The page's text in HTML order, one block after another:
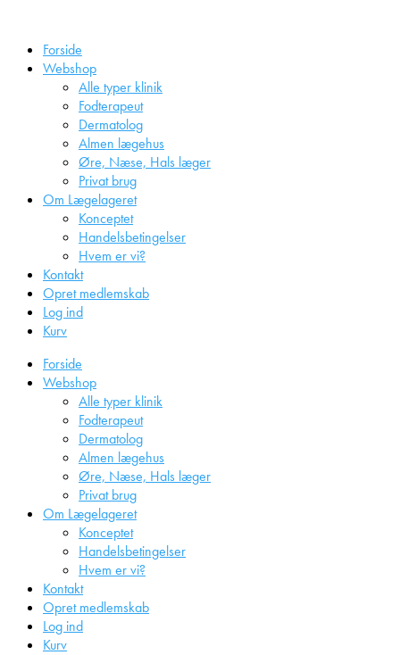
indholdForside
Webshop
Alle typer klinik
Fodterapeut
Dermatolog
Almen lægehus
Øre, Næse, Hals læger
Privat brug
Om Lægelageret
Konceptet
Handelsbetingelser
Hvem er vi?
Kontakt
Opret medlemskab
Log ind
Kurv
Forside
Webshop
Alle typer klinik
Fodterapeut
Dermatolog
Almen lægehus
Øre, Næse, Hals læger
Privat brug
Om Lægelageret
Konceptet
Handelsbetingelser
Hvem er vi?
Kontakt
Opret medlemskab
Log ind
Kurv